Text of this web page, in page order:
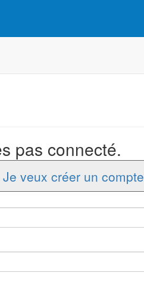
pas connecté.
Je veux créer un compte